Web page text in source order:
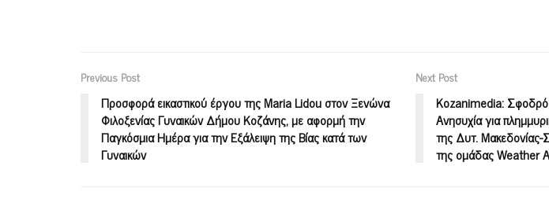
Previous Post
Προσφορά εικαστικού έργου της Maria Lidou στον Ξενώνα
Φιλοξενίας Γυναικών Δήμου Κοζάνης, με αφορμή την
Παγκόσμια Ημέρα για την Εξάλειψη της Βίας κατά των
Γυναικών
Next Post
Kozanimedia: Σφοδρό
Ανησυχία για
της Δυτ. Μακεδονίας-
της ομάδας Weather